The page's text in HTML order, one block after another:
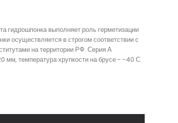
гидрошпонка выполняет роль герметизации
осуществляется в строгом соответствии с
на территории РФ. Серия А
мм, температура хрупкости на брусе - -40 С.